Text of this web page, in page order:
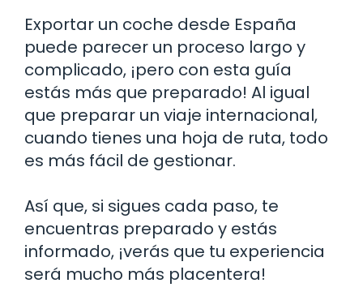
Exportar un coche desde España
puede parecer un proceso largo y
complicado, ¡pero con esta guía
estás más que preparado! Al igual
que preparar un viaje internacional,
cuando tienes una hoja de ruta, todo
es más fácil de gestionar.
Así que, si sigues cada paso, te
encuentras preparado y estás
informado, ¡verás que tu experiencia
será mucho más placentera!